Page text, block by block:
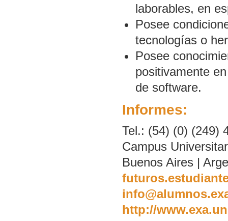
laborables, en
Posee
tecnologías o
Posee
positivamente
de software.
Informes:
Tel.: (54) (0) (249)
Campus
Buenos Aires |
http://